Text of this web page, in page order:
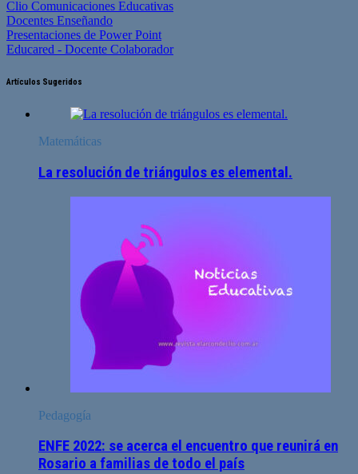
Clio Comunicaciones Educativas
Docentes Enseñando
Presentaciones de Power Point
Educared - Docente Colaborador
Artículos Sugeridos
Matemáticas
La resolución de triángulos es elemental.
Pedagogía
ENFE 2022: se acerca el encuentro que reunirá en
Rosario a familias de todo el país